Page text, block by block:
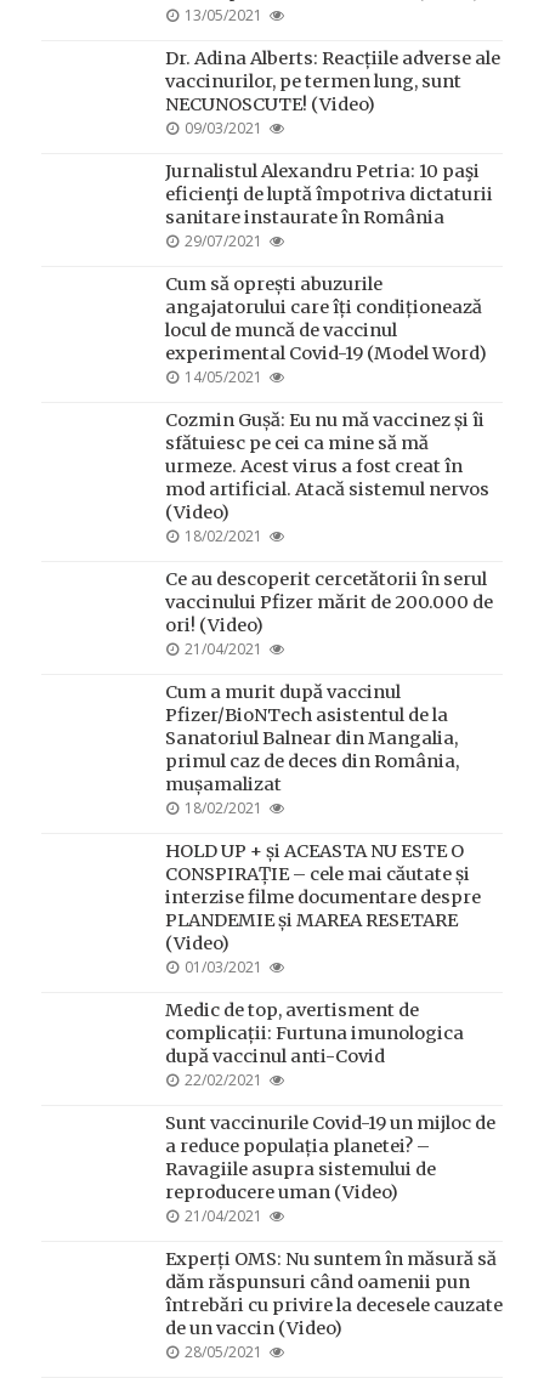
POSTED
13/05/2021
Dr. Adina Alberts: Reacțiile adverse ale
vaccinurilor, pe termen lung, sunt
NECUNOSCUTE! (Video)
POSTED
09/03/2021
Jurnalistul Alexandru Petria: 10 paşi
eficienţi de luptă împotriva dictaturii
sanitare instaurate în România
POSTED
29/07/2021
Cum să oprești abuzurile
angajatorului care îți condiționează
locul de muncă de vaccinul
experimental Covid-19 (Model Word)
POSTED
14/05/2021
Cozmin Gușă: Eu nu mă vaccinez și îi
sfătuiesc pe cei ca mine să mă
urmeze. Acest virus a fost creat în
mod artificial. Atacă sistemul nervos
(Video)
POSTED
18/02/2021
Ce au descoperit cercetătorii în serul
vaccinului Pfizer mărit de 200.000 de
ori! (Video)
POSTED
21/04/2021
Cum a murit după vaccinul
Pfizer/BioNTech asistentul de la
Sanatoriul Balnear din Mangalia,
primul caz de deces din România,
mușamalizat
POSTED
18/02/2021
HOLD UP + și ACEASTA NU ESTE O
CONSPIRAȚIE – cele mai căutate și
interzise filme documentare despre
PLANDEMIE și MAREA RESETARE
(Video)
POSTED
01/03/2021
Medic de top, avertisment de
complicații: Furtuna imunologica
după vaccinul anti-Covid
POSTED
22/02/2021
Sunt vaccinurile Covid-19 un mijloc de
a reduce populația planetei? –
Ravagiile asupra sistemului de
reproducere uman (Video)
POSTED
21/04/2021
Experți OMS: Nu suntem în măsură să
dăm răspunsuri când oamenii pun
întrebări cu privire la decesele cauzate
de un vaccin (Video)
POSTED
28/05/2021